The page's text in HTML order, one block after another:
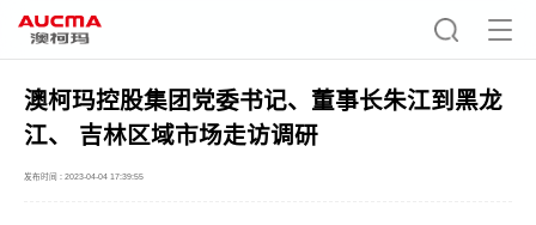
澳柯玛控股集团党委书记、董事长朱江到黑龙
江、 吉林区域市场走访调研
发布时间 : 2023-04-04 17:39:55